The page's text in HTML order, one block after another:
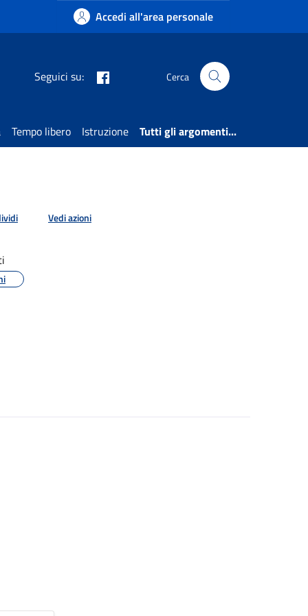
Accedi all'area personale
Seguici su: Cerca
Tempo libero Istruzione Tutti gli argomenti...
Vedi azioni